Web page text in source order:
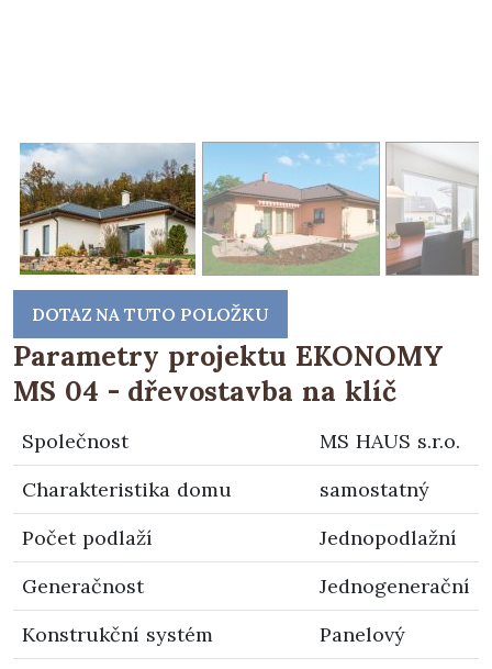
DOTAZ NA TUTO POLOŽKU
Parametry projektu EKONOMY
MS 04 - dřevostavba na klíč
Společnost
MS HAUS s.r.o.
Charakteristika domu
samostatný
Počet podlaží
Jednopodlažní
Generačnost
Jednogenerační
Konstrukční systém
Panelový